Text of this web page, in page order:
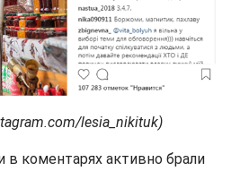
lesia_nikituk)
в коментарях активно брали